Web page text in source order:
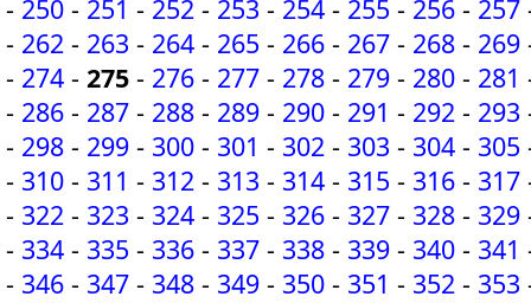
- 250 - 251 - 252 - 253 - 254 - 255 - 256 - 257
- 262 - 263 - 264 - 265 - 266 - 267 - 268 - 269
- 274 - 275 - 276 - 277 - 278 - 279 - 280 - 281
- 286 - 287 - 288 - 289 - 290 - 291 - 292 - 293
- 298 - 299 - 300 - 301 - 302 - 303 - 304 - 305
- 310 - 311 - 312 - 313 - 314 - 315 - 316 - 317
- 322 - 323 - 324 - 325 - 326 - 327 - 328 - 329
- 334 - 335 - 336 - 337 - 338 - 339 - 340 - 341
- 346 - 347 - 348 - 349 - 350 - 351 - 352 - 353